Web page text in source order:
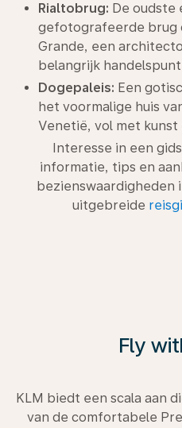
Rialtobrug: De oudste
gefotografeerde brug
Grande, een
belangrijk
Dogepaleis: Een
het voormalige huis
Venetië, vol met kunst
Interesse in een
informatie, tips en
bezienswaardigheden
uitgebreide
Fly
KLM biedt een scala aan
van de comfortabele